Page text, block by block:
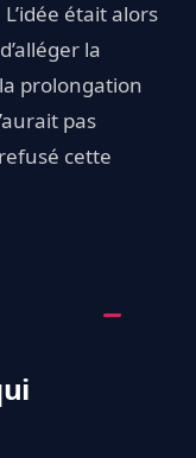
était alors
la
prolongation
pas
cette